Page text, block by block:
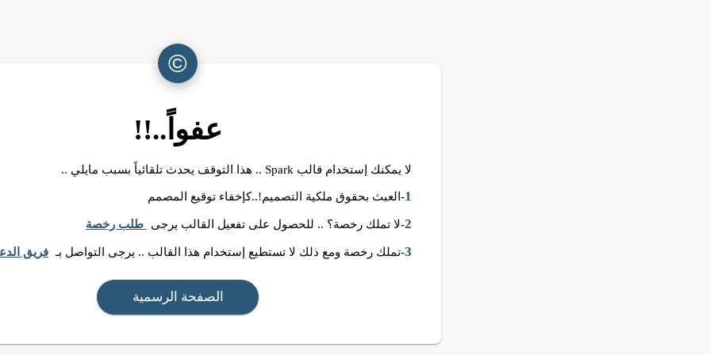
©
عفواً..!!
لا يمكنك إستخدام قالب Spark .. هذا التوقف يحدث تلقائياً بسبب مايلي ..
1-العبث بحقوق ملكية التصميم!..كإخفاء توقيع المصمم
2-لا تملك رخصة؟ .. للحصول على تفعيل القالب يرجى طلب رخصة
3-تملك رخصة ومع ذلك لا تستطيع إستخدام هذا القالب .. يرجى التواصل بـ فريق
الصفحة الرسمية